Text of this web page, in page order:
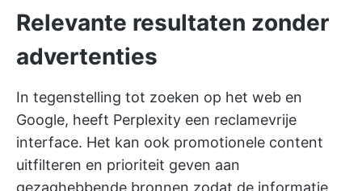
Relevante resultaten zonder
advertenties
In tegenstelling tot zoeken op het web en
Google, heeft Perplexity een reclamevrije
interface. Het kan ook promotionele content
uitfilteren en prioriteit geven aan
gezaghebbende bronnen zodat de informatie